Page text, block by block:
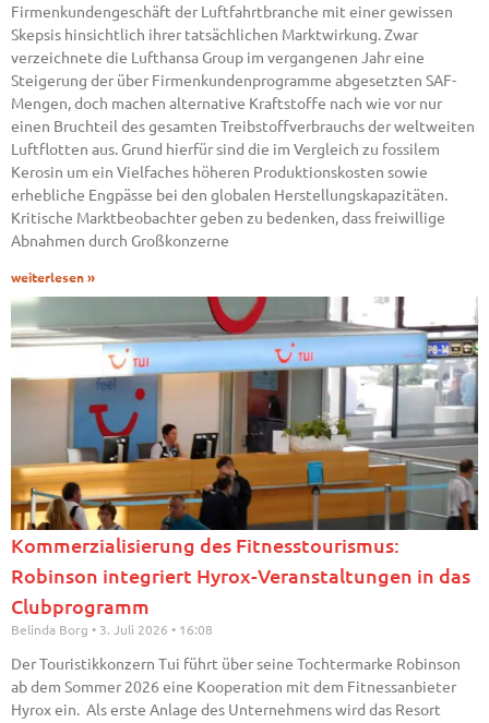
Firmenkundengeschäft der Luftfahrtbranche mit einer gewissen
Skepsis hinsichtlich ihrer tatsächlichen Marktwirkung. Zwar
verzeichnete die Lufthansa Group im vergangenen Jahr eine
Steigerung der über Firmenkundenprogramme abgesetzten SAF-
Mengen, doch machen alternative Kraftstoffe nach wie vor nur
einen Bruchteil des gesamten Treibstoffverbrauchs der weltweiten
Luftflotten aus. Grund hierfür sind die im Vergleich zu fossilem
Kerosin um ein Vielfaches höheren Produktionskosten sowie
erhebliche Engpässe bei den globalen Herstellungskapazitäten.
Kritische Marktbeobachter geben zu bedenken, dass freiwillige
Abnahmen durch Großkonzerne
weiterlesen »
Kommerzialisierung des Fitnesstourismus:
Robinson integriert Hyrox-Veranstaltungen in das
Clubprogramm
Belinda Borg 3. Juli 2026 16:08
Der Touristikkonzern Tui führt über seine Tochtermarke Robinson
ab dem Sommer 2026 eine Kooperation mit dem Fitnessanbieter
Hyrox ein. Als erste Anlage des Unternehmens wird das Resort